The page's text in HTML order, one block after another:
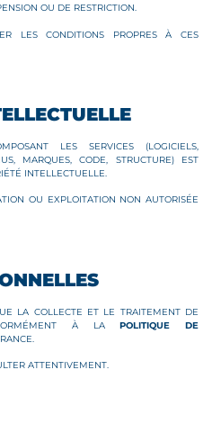
OU DE RESTRICTION.
LES CONDITIONS PROPRES À CES
LES SERVICES (LOGICIELS,
MARQUES, CODE, STRUCTURE) EST
INTELLECTUELLE.
OU EXPLOITATION NON AUTORISÉE
LA COLLECTE ET LE TRAITEMENT DE
À LAPOLITIQUE DE
ATTENTIVEMENT.